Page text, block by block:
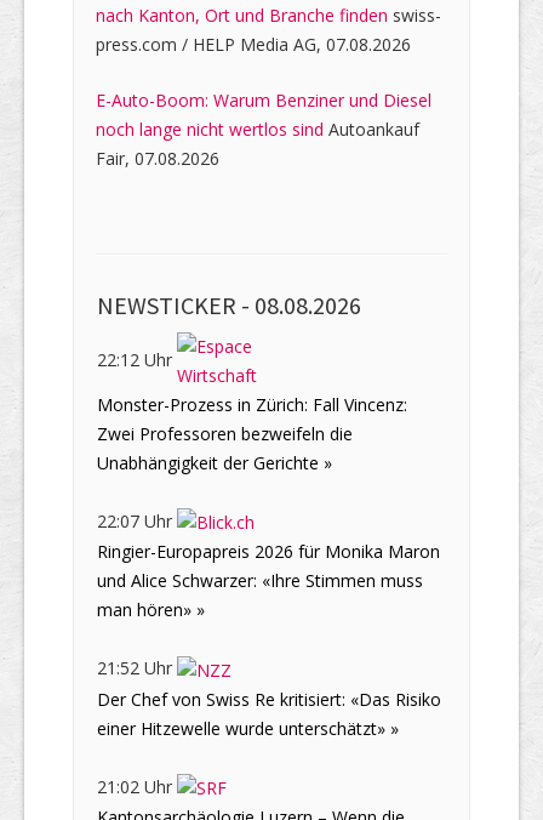
nach Kanton, Ort und Branche finden swiss-
press.com / HELP Media AG, 07.08.2026
E-Auto-Boom: Warum Benziner und Diesel
noch lange nicht wertlos sind Autoankauf
Fair, 07.08.2026
NEWSTICKER - 08.08.2026
22:12 Uhr
Monster-Prozess in Zürich: Fall Vincenz:
Zwei Professoren bezweifeln die
Unabhängigkeit der Gerichte »
22:07 Uhr
Ringier-Europapreis 2026 für Monika Maron
und Alice Schwarzer: «Ihre Stimmen muss
man hören» »
21:52 Uhr
Der Chef von Swiss Re kritisiert: «Das Risiko
einer Hitzewelle wurde unterschätzt» »
21:02 Uhr